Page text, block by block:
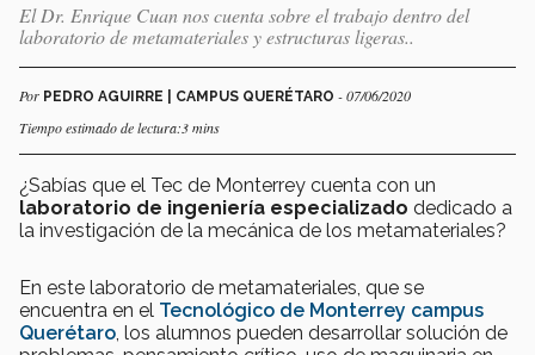
El Dr. Enrique Cuan nos cuenta sobre el trabajo dentro del
laboratorio de metamateriales y estructuras ligeras..
Por PEDRO AGUIRRE | CAMPUS QUERÉTARO - 07/06/2020
Tiempo estimado de lectura:3 mins
¿Sabías que el Tec de Monterrey cuenta con un
laboratorio de ingeniería especializado dedicado a
la investigación de la mecánica de los metamateriales?
En este laboratorio de metamateriales, que se
encuentra en el Tecnológico de Monterrey campus
Querétaro los alumnos pueden desarrollar solución de